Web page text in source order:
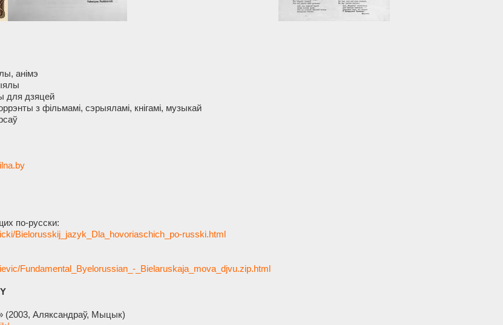
анімэ
для дзяцей
з фільмамі, сэрыяламі, кнігамі, музыкай
по-русски:
Bielorusskij_jazyk_Dla_hovoriaschich_po-russki.html
Fundamental_Byelorussian_-_Bielaruskaja_mova_djvu.zip.html
(2003, Аляксандраў, Мыцык)